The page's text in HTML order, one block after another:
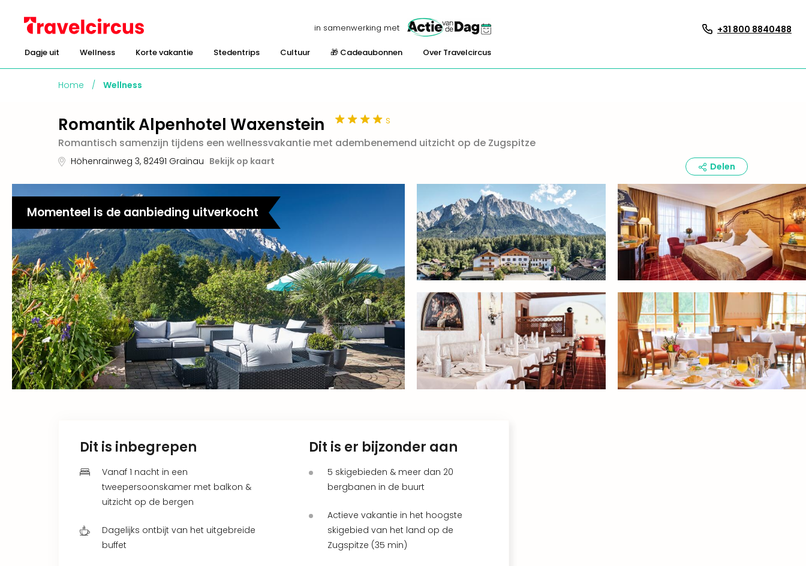
in samenwerking met +31 800 8840488
Dagje uit Wellness Korte vakantie Stedentrips Cultuur 🎁 Cadeaubonnen Over Travelcircus
Home / Wellness
Romantik Alpenhotel Waxenstein
s
Romantisch samenzijn tijdens een wellnessvakantie met adembenemend uitzicht op de Zugspitze
Höhenrainweg 3, 82491 Grainau Bekijk op kaart Delen
Momenteel is de aanbieding uitverkocht
Dit is inbegrepen
Vanaf 1 nacht in een
tweepersoonskamer met balkon &
uitzicht op de bergen
Dagelijks ontbijt van het uitgebreide
buffet
Dit is er bijzonder aan
5 skigebieden & meer dan 20
bergbanen in de buurt
Actieve vakantie in het hoogste
skigebied van het land op de
Zugspitze (35 min)